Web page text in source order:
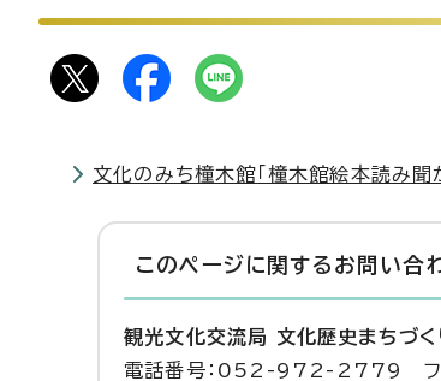
文化のみち橦木館「橦木館絵本読み聞
このページに関する お問い合
観光文化交流局 文化歴史まちづ
電話番号：052-972-2779 フ